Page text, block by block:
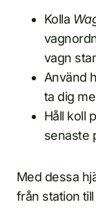
Kolla
vagn
Använd
ta dig
Håll koll
senaste
Med dessa
från station